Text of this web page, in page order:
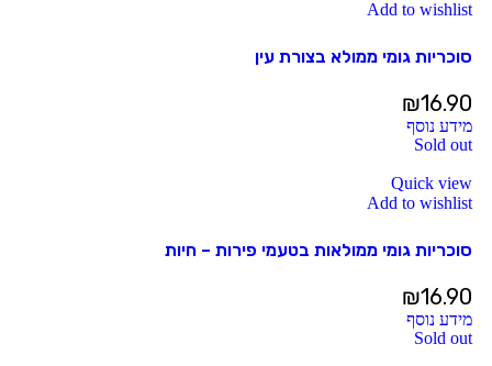
Add to wishlist
סוכריות גומי ממולא בצורת עין
₪16.90
מידע נוסף
Sold out
Quick view
Add to wishlist
סוכריות גומי ממולאות בטעמי פירות – חיות
₪16.90
מידע נוסף
Sold out